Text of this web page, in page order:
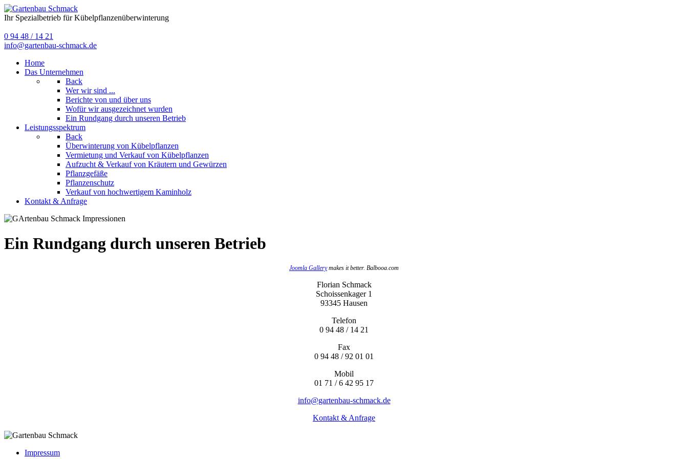
Ihr Spezialbetrieb für Kübelpflanzenüberwinterung
0 94 48 / 14 21
info@gartenbau-schmack.de
Home
Das Unternehmen
Back
Wer wir sind ...
Berichte von und über uns
Wofür wir ausgezeichnet wurden
Ein Rundgang durch unseren Betrieb
Leistungsspektrum
Back
Überwinterung von Kübelpflanzen
Vermietung und Verkauf von Kübelpflanzen
Aufzucht & Verkauf von Kräutern und Gewürzen
Pflanzgefäße
Pflanzenschutz
Verkauf von hochwertigem Kaminholz
Kontakt & Anfrage
Ein Rundgang durch unseren Betrieb
Joomla Gallerymakes it better. Balbooa.com
Florian Schmack
Schoissenkager 1
93345 Hausen
Telefon
0 94 48 / 14 21
Fax
0 94 48 / 92 01 01
Mobil
01 71 / 6 42 95 17
info@gartenbau-schmack.de
Kontakt & Anfrage
Impressum